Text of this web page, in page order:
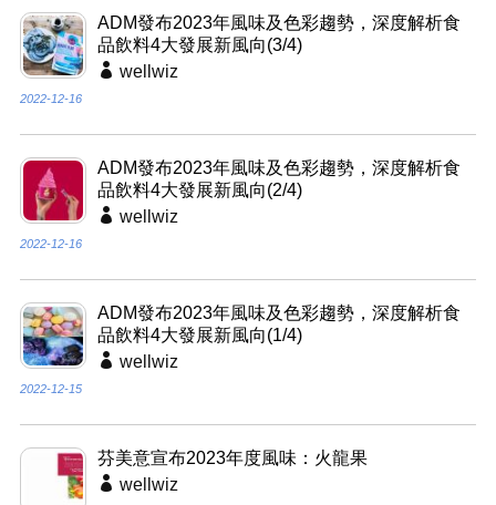
ADM發布2023年風味及色彩趨勢，深度解析食
品飲料4大發展新風向(3/4)
wellwiz
2022-12-16
ADM發布2023年風味及色彩趨勢，深度解析食
品飲料4大發展新風向(2/4)
wellwiz
2022-12-16
ADM發布2023年風味及色彩趨勢，深度解析食
品飲料4大發展新風向(1/4)
wellwiz
2022-12-15
芬美意宣布2023年度風味：火龍果
wellwiz